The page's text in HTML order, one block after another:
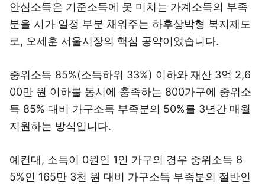
안심소득은 기준소득에 못 미치는 가계소득의 부족
분을 시가 일정 부분 채워주는 하후상박형 복지제도
로, 오세훈 서울시장의 핵심 공약이었습니다.
중위소득 85%(소득하위 33%) 이하와 재산 3억 2,6
00만 원 이하를 동시에 충족하는 800가구에 중위소
득 85% 대비 가구소득 부족분의 50%를 3년간 매월
지원하는 방식입니다.
예컨대, 소득이 0원인 1인 가구의 경우 중위소득 8
5%인 165만 3천 원 대비 가구소득 부족분의 절반인